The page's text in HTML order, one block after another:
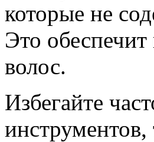
которые не
Это
волос.
Избегайте